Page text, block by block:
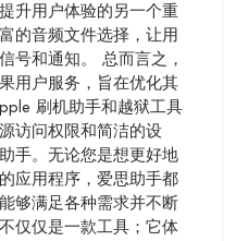
升用户体验的另一个重
的音频文件选择，让用
号和通知。 总而言之，
用户服务，旨在优化其
刷机助手和越狱工具
访问权限和简洁的设
手。无论您是想更好地
应用程序，爱思助手都
够满足各种需求并不断
仅仅是一款工具；它体